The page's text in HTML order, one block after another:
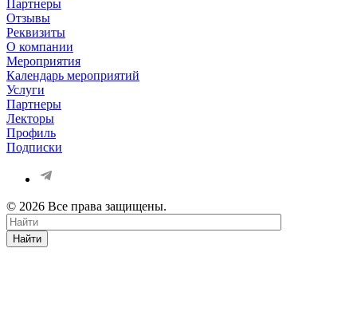
Партнеры
Отзывы
Реквизиты
О компании
Мероприятия
Календарь мероприятий
Услуги
Партнеры
Лекторы
Профиль
Подписки
© 2026 Все права защищены.
Найти